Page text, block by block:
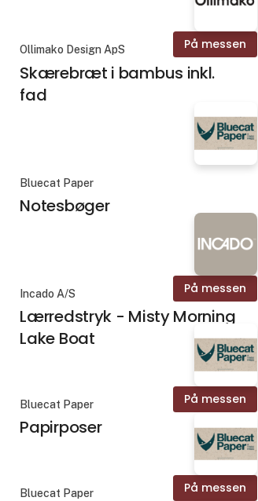
På messen
Ollimako Design ApS
Skærebræt i bambus inkl.
fad
Bluecat Paper
Notesbøger
På messen
Incado A/S
Lærredstryk - Misty Morning
Lake Boat
På messen
Bluecat Paper
Papirposer
På messen
Bluecat Paper